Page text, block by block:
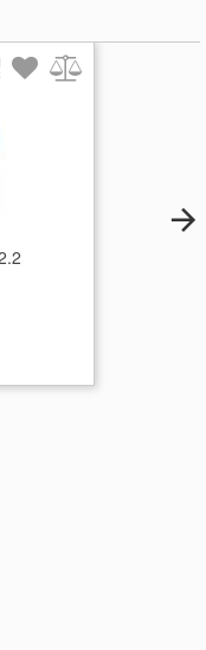
чистої
конструкції насоса
відцентрових насосів
в побуті,
Всі деталі, що
рідиною, виготовлені з
AISI 316L з метою
до корозії. Насос
або місцях,